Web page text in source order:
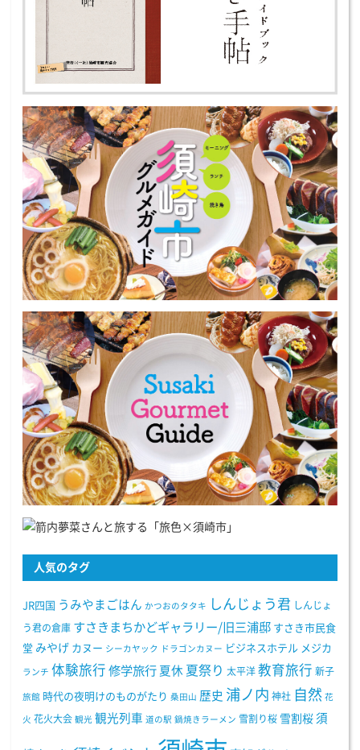
人気のタグ
JR四国 うみやまごはん かつおのタタキ しんじょう君 しんじょ
う君の倉庫 すさきまちかどギャラリー/旧三浦邸 すさき市民食
堂 みやげ カヌー シーカヤック ドラゴンカヌー ビジネスホテル メジカ
ランチ 体験旅行 修学旅行 夏休 夏祭り 太平洋 教育旅行 新子
旅館 時代の夜明けのものがたり 桑田山 歴史 浦ノ内 神社 自然 花
火 花火大会 観光 観光列車 道の駅 鍋焼きラーメン 雪割り桜 雪割桜 須